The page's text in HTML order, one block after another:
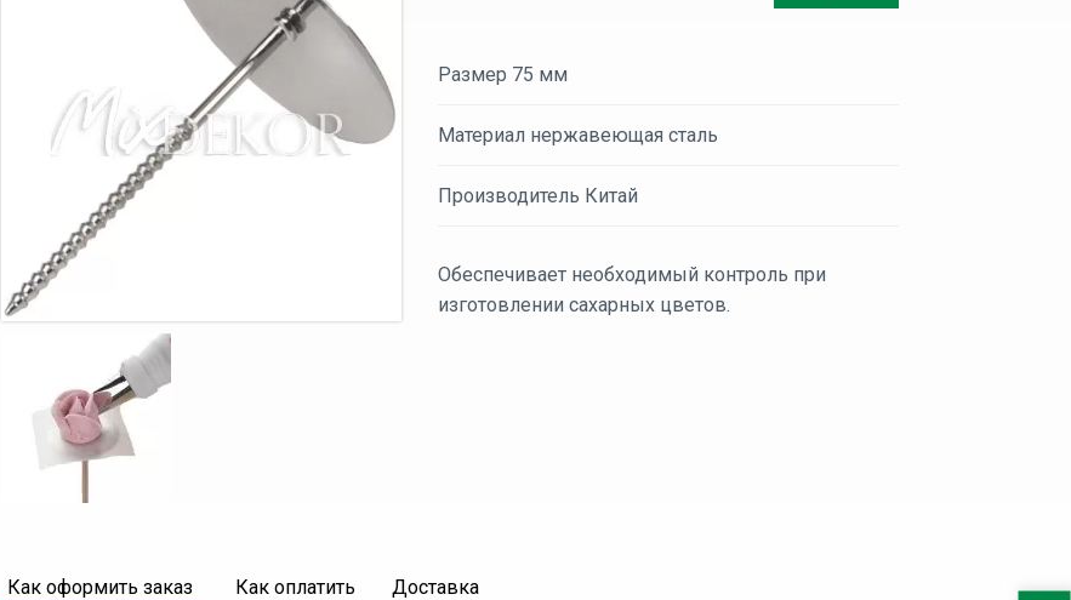
Размер 75 мм
Материал нержавеющая сталь
Производитель Китай
Обеспечивает необходимый контроль при
изготовлении сахарных цветов.
Как оформить заказ Как оплатить Доставка